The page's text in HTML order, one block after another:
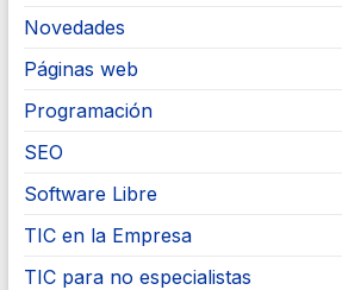
Novedades
Páginas web
Programación
SEO
Software Libre
TIC en la Empresa
TIC para no especialistas